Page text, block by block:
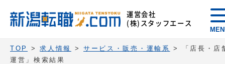
運営会社
(株)スタッフエース
TOP >求人情報 > サービス・販売・運輸系 >
「店長・店
運営」検索結果